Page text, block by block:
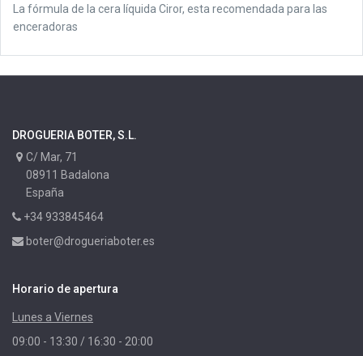
La fórmula de la cera líquida Ciror, esta recomendada para las
enceradoras
DROGUERIA BOTER, S.L.
C/ Mar, 71
08911 Badalona
España
+34 933845464
boter@drogueriaboter.es
Horario de apertura
Lunes a Viernes
09:00 - 13:30 / 16:30 - 20:00